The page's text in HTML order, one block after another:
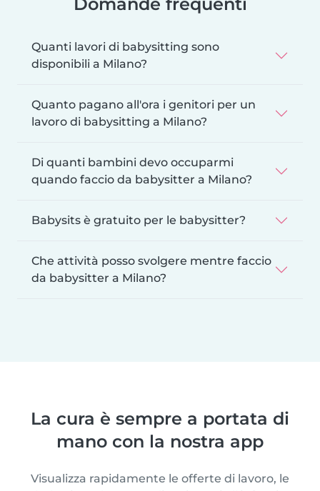
Quanti lavori di babysitting sono
disponibili a Milano?
Quanto pagano all'ora i genitori per un
lavoro di babysitting a Milano?
Di quanti bambini devo occuparmi
quando faccio da babysitter a Milano?
Babysits è gratuito per le babysitter?
Che attività posso svolgere mentre faccio
da babysitter a Milano?
La cura è sempre a portata di
mano con la nostra app
Visualizza rapidamente le offerte di lavoro, le